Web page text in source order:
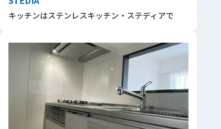
キッチンはステンレスキッチン・ステディアで